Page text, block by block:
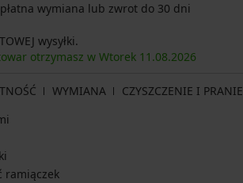
wymiana lub zwrot do 30 dni
wysyłki.
otrzymasz w Wtorek 11.08.2026
WYMIANA CZYSZCZENIE I PRANIE
ramiączek